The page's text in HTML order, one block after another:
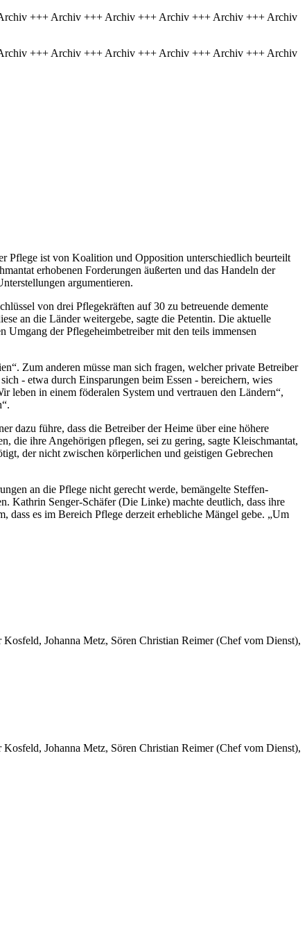
+++ Archiv +++ Archiv +++ Archiv +++ Archiv +++ Archiv
+++ Archiv +++ Archiv +++ Archiv +++ Archiv +++ Archiv
Pflege ist von Koalition und Opposition unterschiedlich beurteilt
erhobenen Forderungen äußerten und das Handeln der
argumentieren.
von drei Pflegekräften auf 30 zu betreuende demente
an die Länder weitergebe, sagte die Petentin. Die aktuelle
Umgang der Pflegeheimbetreiber mit den teils immensen
Zum anderen müsse man sich fragen, welcher private Betreiber
- etwa durch Einsparungen beim Essen - bereichern, wies
leben in einem föderalen System und vertrauen den Ländern“,
dazu führe, dass die Betreiber der Heime über eine höhere
die ihre Angehörigen pflegen, sei zu gering, sagte Kleischmantat,
der nicht zwischen körperlichen und geistigen Gebrechen
an die Pflege nicht gerecht werde, bemängelte Steffen-
Kathrin Senger-Schäfer (Die Linke) machte deutlich, dass ihre
es im Bereich Pflege derzeit erhebliche Mängel gebe. „Um
Kosfeld, Johanna Metz, Sören Christian Reimer (Chef vom Dienst),
Kosfeld, Johanna Metz, Sören Christian Reimer (Chef vom Dienst),